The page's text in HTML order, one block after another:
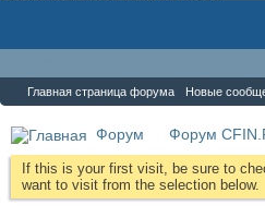
Главная страница форума Новые
Форум Форум
If this is your first visit, be sure to
want to visit from the selection below.